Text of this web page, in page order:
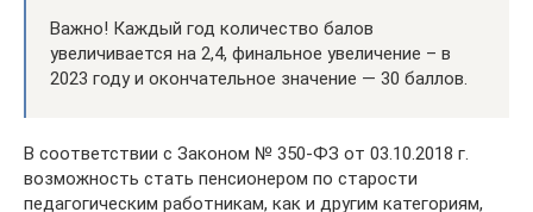
Важно! Каждый год количество балов
увеличивается на 2,4, финальное увеличение – в
2023 году и окончательное значение — 30 баллов.
В соответствии с Законом № 350-ФЗ от 03.10.2018 г.
возможность стать пенсионером по старости
педагогическим работникам, как и другим категориям,